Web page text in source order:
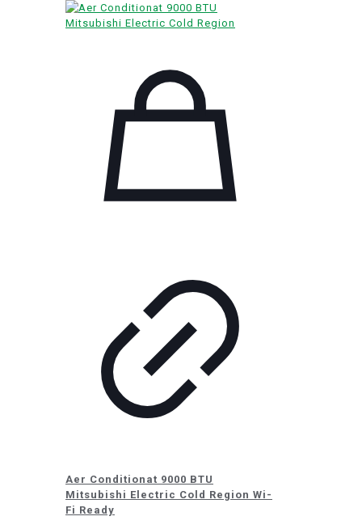
Aer Conditionat 9000 BTU
Mitsubishi Electric Cold Region Wi-
Fi Ready